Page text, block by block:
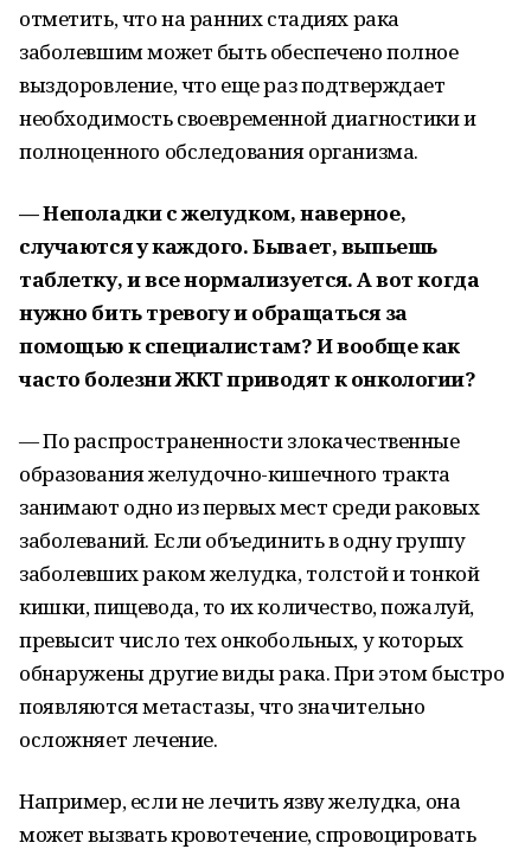
отметить, что на ранних стадиях рака
заболевшим может быть обеспечено полное
выздоровление, что еще раз подтверждает
необходимость своевременной диагностики и
полноценного обследования организма.
— Неполадки с желудком, наверное,
случаются у каждого. Бывает, выпьешь
таблетку, и все нормализуется. А вот когда
нужно бить тревогу и обращаться за
помощью к специалистам? И вообще как
часто болезни ЖКТ приводят к онкологии?
— По распространенности злокачественные
образования желудочно-кишечного тракта
занимают одно из первых мест среди раковых
заболеваний. Если объединить в одну группу
заболевших раком желудка, толстой и тонкой
кишки, пищевода, то их количество, пожалуй,
превысит число тех онкобольных, у которых
обнаружены другие виды рака. При этом быстро
появляются метастазы, что значительно
осложняет лечение.
Например, если не лечить язву желудка, она
может вызвать кровотечение, спровоцировать